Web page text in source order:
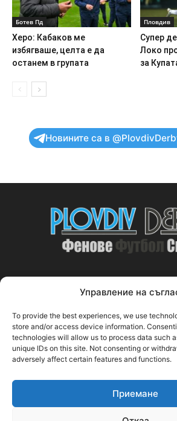
Управление на
To provide the best experiences, we use
store and/or access device information.
technologies will allow us to process data such
unique IDs on this site. Not consenting or
adversely affect certain features and functions.
Приемане
Ботев Пд
Херо: Кабаков ме
избягваше, целта е да
останем в групата
Пловдив
Супер
Локо
за
Новините са в
ABOUT US
PlovdivDerby.com е първата
медия!
Свържи се с нас:
FOLLOW US